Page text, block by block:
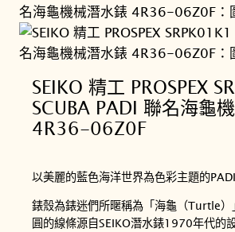
SEIKO 精工 PROSPEX
SCUBA PADI 聯名海龜
4R36-06Z0F
以美麗的藍色海洋世界為色彩主題的
錶殼為錶迷們所暱稱為「海龜（Turtle）
圓的線條源自SEIKO潛水錶1970年代的